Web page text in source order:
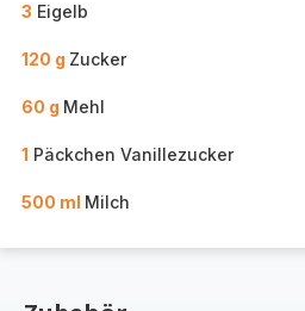
3 Eigelb
120 g Zucker
60 g Mehl
1 Päckchen Vanillezucker
500 ml Milch